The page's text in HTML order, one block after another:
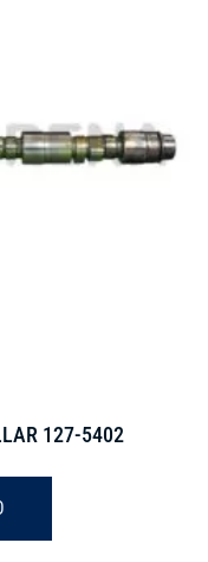
127-5402